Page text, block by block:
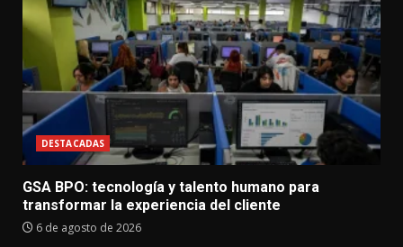
DESTACADAS
GSA BPO: tecnología y talento humano para
transformar la experiencia del cliente
6 de agosto de 2026